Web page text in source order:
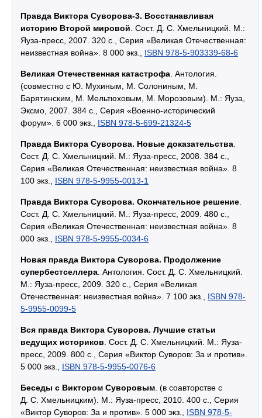
Правда Виктора Суворова-3. Восстанавливая
историю Второй мировой . Сост. Д. С. Хмельницкий. М.:
Яуза-пресс, 2007. 320 с., Серия «Великая Отечественная:
неизвестная война». 8 000 экз., ISBN 978-5-903339-68-6
Великая Отечественная катастрофа . Антология.
(совместно с Ю. Мухиным, М. Солониным, М.
Барятинским, М. Мельтюховым, М. Морозовым). М.: Яуза,
Эксмо, 2007. 384 с., Серия «Военно-исторический
форум». 6 000 экз., ISBN 978-5-699-21324-5
Правда Виктора Суворова. Новые доказательства
Сост. Д. С. Хмельницкий. М.: Яуза-пресс, 2008. 384 с.,
Серия «Великая Отечественная: неизвестная война». 8
100 экз., ISBN 978-5-9955-0013-1
Правда Виктора Суворова. Окончательное решение
Сост. Д. С. Хмельницкий. М.: Яуза-пресс, 2009. 480 с.,
Серия «Великая Отечественная: неизвестная война». 8
000 экз., ISBN 978-5-9955-0034-6
Новая правда Виктора Суворова. Продолжение
супербестселлера . Антология. Сост. Д. С. Хмельницкий.
М.: Яуза-пресс, 2009. 320 с., Серия «Великая
Отечественная: неизвестная война». 7 100 экз., ISBN 978-
5-9955-0099-5
Вся правда Виктора Суворова. Лучшие статьи
ведущих историков . Сост. Д. С. Хмельницкий. М.: Яуза-
пресс, 2009. 800 с., Серия «Виктор Суворов: За и против».
5 000 экз., ISBN 978-5-9955-0076-6
Беседы с Виктором Суворовым . (в соавторстве с
Д. С. Хмельницким). М.: Яуза-пресс, 2010. 400 с., Серия
«Виктор Суворов: За и против». 5 000 экз., ISBN 978-5-